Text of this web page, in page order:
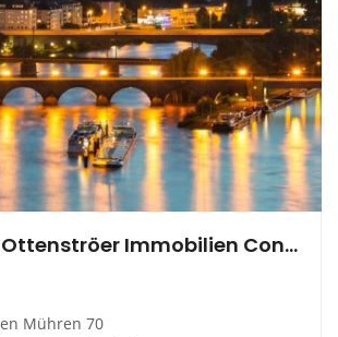
Georg und Ottenströer Immobilien Consulting
Mühren 70